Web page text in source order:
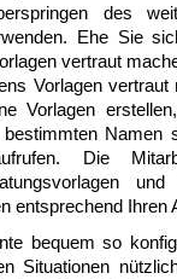
des
Ehe Sie
vertraut
Vorlagen vertraut
Vorlagen
Namen
Die
entsprechend Ihren
bequem so
Situationen